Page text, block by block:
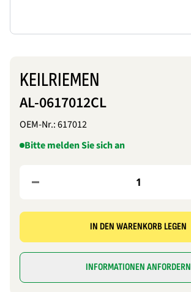
KEILRIEMEN
AL-0617012CL
OEM-Nr.:617012
Bitte melden Sie sich an
IN DEN WARENKORB LEGEN
INFORMATIONEN ANFORDERN